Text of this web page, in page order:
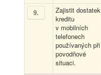
9.
Zajistit dostatek
kreditu
v mobilních
telefonech
používaných při
povodňové
situaci.